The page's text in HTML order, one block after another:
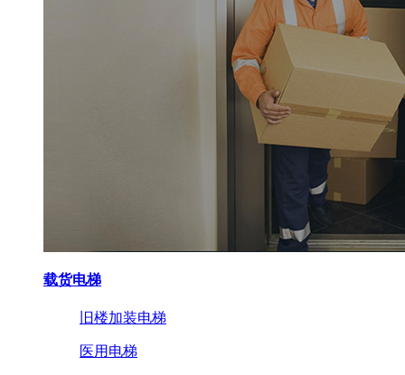
载货电梯
旧楼加装电梯
医用电梯